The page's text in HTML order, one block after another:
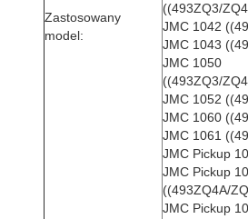
Zastosowany
model:
((493ZQ3/
JMC 1042
JMC 1043
JMC 1050
((493ZQ3/
JMC 1052
JMC 1060
JMC 1061
JMC Pickup
JMC Pickup
((493ZQ4A/
JMC Pickup